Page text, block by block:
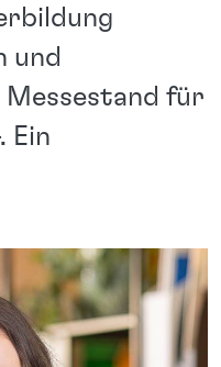
und
Messestand für
Ein